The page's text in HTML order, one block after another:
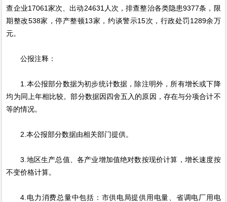
查企业17061家次、出动24631人次，排查整治各类隐患9377条，限
期整改538家，停产整顿13家，约谈警示15次，行政处罚1289余万
元。
公报注释：
1.本公报部分数据为初步统计数据，除注明外，所有增长或下降
均为同上年相比较。部分数据因四舍五入的原因，存在与分项合计不
等的情况。
2.本公报部分数据由相关部门提供。
3.地区生产总值、各产业增加值绝对数按现价计算，增长速度按
不变价格计算。
4.电力消费总量中包括：市供电局提供用电量、省调电厂用电